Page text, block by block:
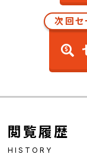
次回セ
閲覧履歴
HISTORY